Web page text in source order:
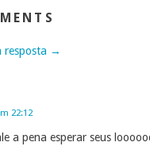
resposta →
22:12
a pena esperar seus